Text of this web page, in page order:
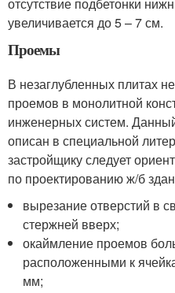
отсутствие подбетонки
увеличивается до 5 – 7 см.
Проемы
В незаглубленных плитах
проемов в монолитной
инженерных систем.
описан в специальной
застройщику следует
по проектированию ж/б
вырезание отверстий в
стержней вверх;
окаймление проемов
расположенными к
мм;